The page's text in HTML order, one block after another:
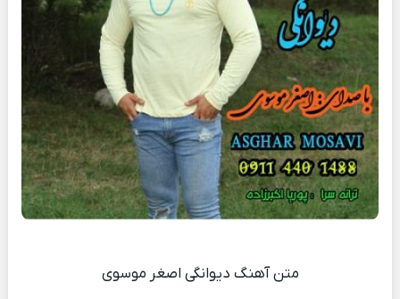
متن آهنگ دیوانگی اصغر موسوی